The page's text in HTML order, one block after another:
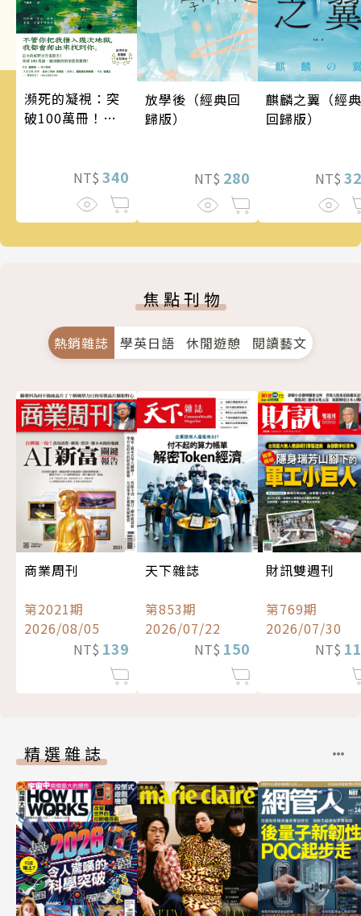
瀕死的凝視：突
破100萬冊！這
的情慾與驚悚！
NT$ 340
放學後（經典回
歸版）
NT$ 280
麒麟之翼（經典
回歸版）
NT$
焦點刊物
熱銷雜誌 學英日語 休閒遊憩 閱讀藝文
商業周刊
第2021期
2026/08/05
NT$ 139
天下雜誌
第853期
2026/07/22
NT$ 150
財訊雙週刊
第769期
2026/07/30
NT$
精選雜誌